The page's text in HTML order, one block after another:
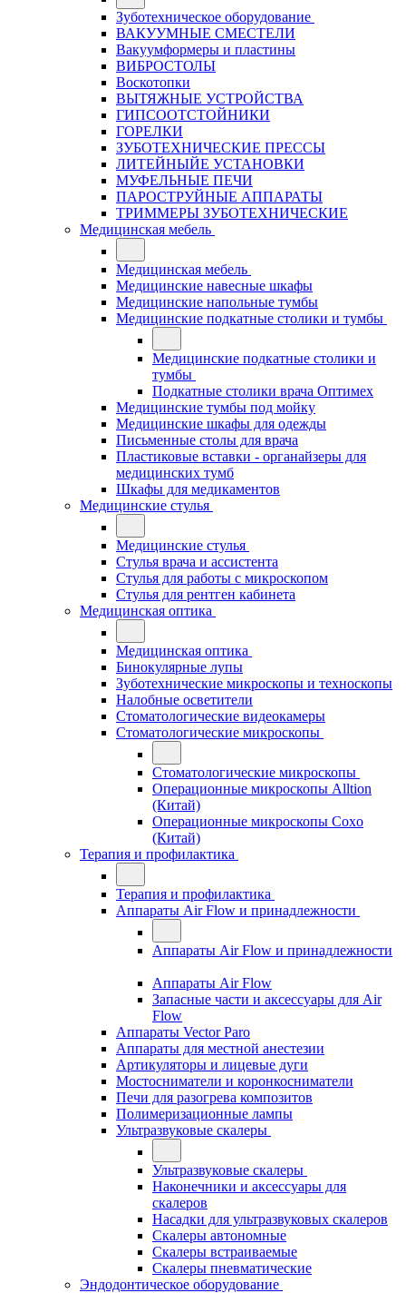
Зуботехническое оборудование
ВАКУУМНЫЕ СМЕСТЕЛИ
Вакуумформеры и пластины
ВИБРОСТОЛЫ
Воскотопки
ВЫТЯЖНЫЕ УСТРОЙСТВА
ГИПСООТСТОЙНИКИ
ГОРЕЛКИ
ЗУБОТЕХНИЧЕСКИЕ ПРЕССЫ
ЛИТЕЙНЫЙЕ УСТАНОВКИ
МУФЕЛЬНЫЕ ПЕЧИ
ПАРОСТРУЙНЫЕ АППАРАТЫ
ТРИММЕРЫ ЗУБОТЕХНИЧЕСКИЕ
Медицинская мебель
Медицинская мебель
Медицинские навесные шкафы
Медицинские напольные тумбы
Медицинские подкатные столики и тумбы
Медицинские подкатные столики и
тумбы
Подкатные столики врача Оптимех
Медицинские тумбы под мойку
Медицинские шкафы для одежды
Письменные столы для врача
Пластиковые вставки - органайзеры для
медицинских тумб
Шкафы для медикаментов
Медицинские стулья
Медицинские стулья
Стулья врача и ассистента
Стулья для работы с микроскопом
Стулья для рентген кабинета
Медицинская оптика
Медицинская оптика
Бинокулярные лупы
Зуботехнические микроскопы и техноскопы
Налобные осветители
Стоматологические видеокамеры
Стоматологические микроскопы
Стоматологические микроскопы
Операционные микроскопы Alltion
(Китай)
Операционные микроскопы Coxo
(Китай)
Терапия и профилактика
Терапия и профилактика
Аппараты Air Flow и принадлежности
Аппараты Air Flow и принадлежности
Аппараты Air Flow
Запасные части и аксессуары для Air
Flow
Аппараты Vector Paro
Аппараты для местной анестезии
Артикуляторы и лицевые дуги
Мостосниматели и коронкосниматели
Печи для разогрева композитов
Полимеризационные лампы
Ультразвуковые скалеры
Ультразвуковые скалеры
Наконечники и аксессуары для
скалеров
Насадки для ультразвуковых скалеров
Скалеры автономные
Скалеры встраиваемые
Скалеры пневматические
Эндодонтическое оборудование